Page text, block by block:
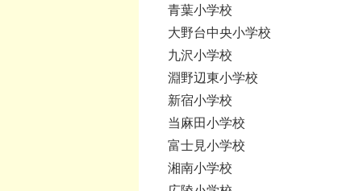
青葉小学校
大野台中央小学校
九沢小学校
淵野辺東小学校
新宿小学校
当麻田小学校
富士見小学校
湘南小学校